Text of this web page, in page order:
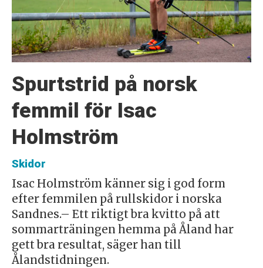
Spurtstrid på norsk
femmil för Isac
Holmström
Skidor
Isac Holmström känner sig i god form
efter femmilen på rullskidor i norska
Sandnes.– Ett riktigt bra kvitto på att
sommarträningen hemma på Åland har
gett bra resultat, säger han till
Ålandstidningen.